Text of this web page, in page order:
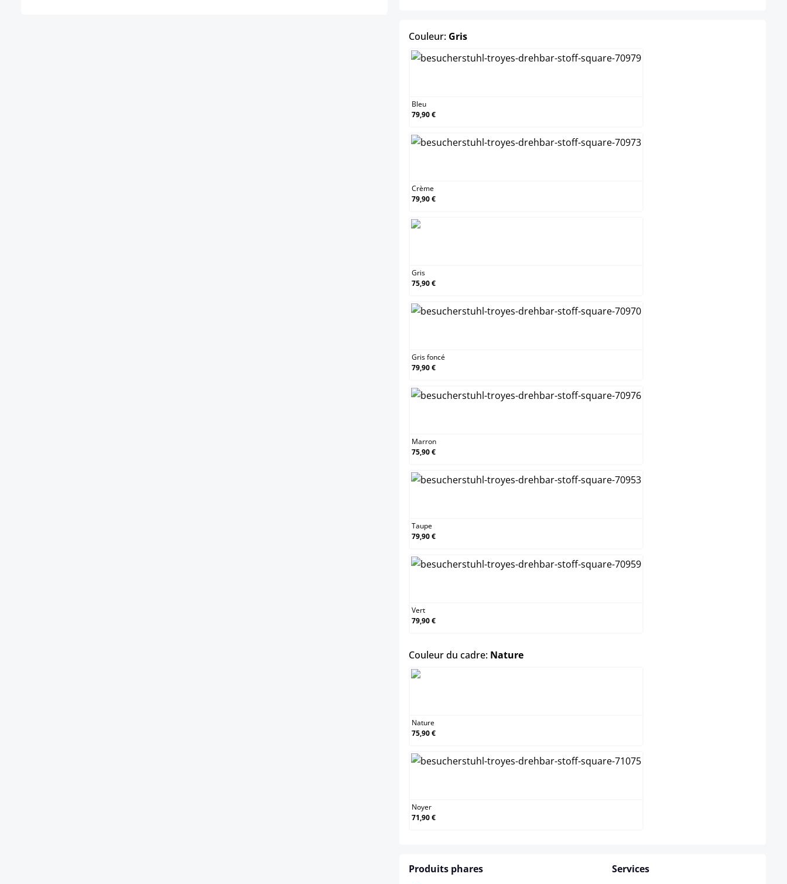
Couleur: Grisselect
Bleu
79,90 €
Crème
79,90 €
Gris
75,90 €
Gris foncé
79,90 €
Marron
75,90 €
Taupe
79,90 €
Vert
79,90 €
Couleur du cadre: Natureselect
Nature
75,90 €
Noyer
71,90 €
Produits phares Services